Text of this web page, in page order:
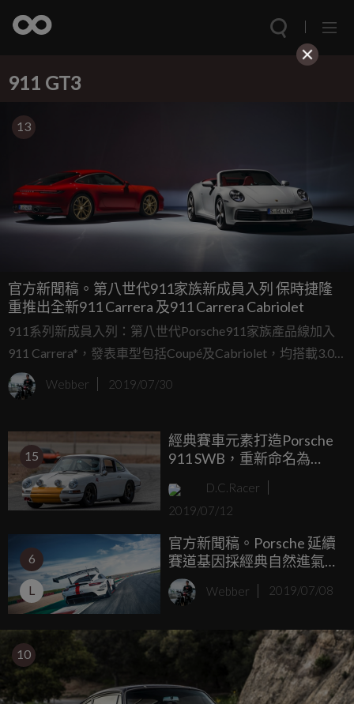
911 GT3
13
官方新聞稿。第八世代911家族新成員入列 保時捷隆
重推出全新911 Carrera 及911 Carrera Cabriolet
911系列新成員入列：第八世代Porsche911家族產品線加入
911 Carrera*，發表車型包括Coupé及Cabriolet，均搭載3.0
升水平對臥六缸雙渦輪增壓引擎，最大動力達到
283kW（385 PS）。Carrera作為911車系入門車款，全新世
911 Carrera S車型，包含高科技內裝如10.9吋觸控顯示螢幕與
先進駕駛輔助系統，如保時捷濕地模式，確保在濕滑地面上
的行駛安全性。
Webber 2019/07/30
15
經典賽車元素打造Porsche
911 SWB，重新命名為
D.C.Racer
2019/07/12
6
L
官方新聞稿。Porsche 延續
賽道基因採經典自然進氣
引擎 全新911 RSR 問鼎冠
軍
Webber 2019/07/08
10